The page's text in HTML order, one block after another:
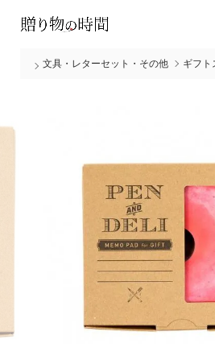
文具・レターセット・その他 ギフト